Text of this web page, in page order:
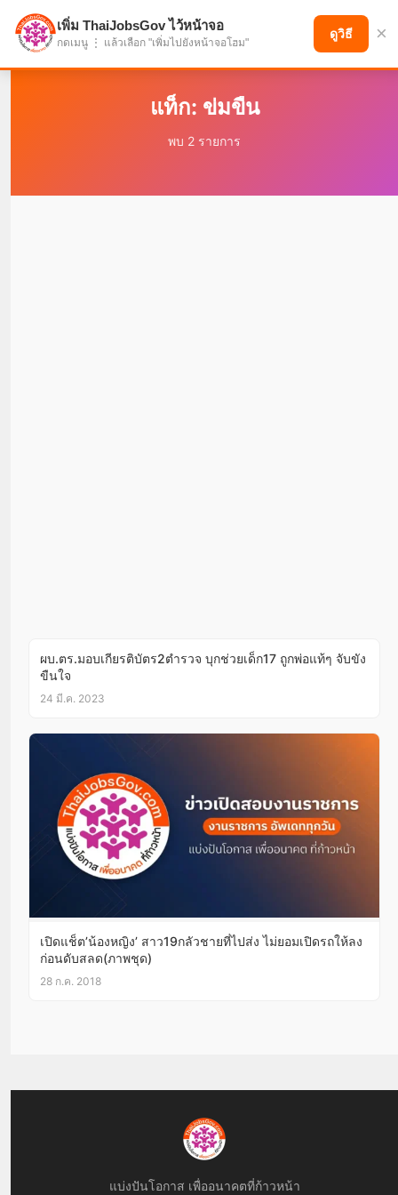
แบ่งปันโอกาส เพื่ออนาคตที่ก้าวหน้า
แท็ก: ข่มขืน
พบ 2 รายการ
ผบ.ตร.มอบเกียรติบัตร2ตำรวจ บุกช่วยเด็ก17 ถูกพ่อแท้ๆ จับขัง
ขืนใจ
24 มี.ค. 2023
เปิดแช็ต’น้องหญิง’ สาว19กลัวชายที่ไปส่ง ไม่ยอมเปิดรถให้ลง
ก่อนดับสลด(ภาพชุด)
28 ก.ค. 2018
แบ่งปันโอกาส เพื่ออนาคตที่ก้าวหน้า
เพิ่ม ThaiJobsGov ไว้หน้าจอ
กดเมนู ⋮ แล้วเลือก "เพิ่มไปยังหน้าจอโฮม"
ดูวิธี ×